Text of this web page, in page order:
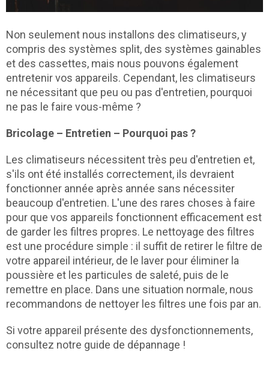
Non seulement nous installons des climatiseurs, y
compris des systèmes split, des systèmes gainables
et des cassettes, mais nous pouvons également
entretenir vos appareils. Cependant, les climatiseurs
ne nécessitant que peu ou pas d'entretien, pourquoi
ne pas le faire vous-même ?
Bricolage – Entretien – Pourquoi pas ?
Les climatiseurs nécessitent très peu d'entretien et,
s'ils ont été installés correctement, ils devraient
fonctionner année après année sans nécessiter
beaucoup d'entretien. L'une des rares choses à faire
pour que vos appareils fonctionnent efficacement est
de garder les filtres propres. Le nettoyage des filtres
est une procédure simple : il suffit de retirer le filtre de
votre appareil intérieur, de le laver pour éliminer la
poussière et les particules de saleté, puis de le
remettre en place. Dans une situation normale, nous
recommandons de nettoyer les filtres une fois par an.
Si votre appareil présente des dysfonctionnements,
consultez notre guide de dépannage !